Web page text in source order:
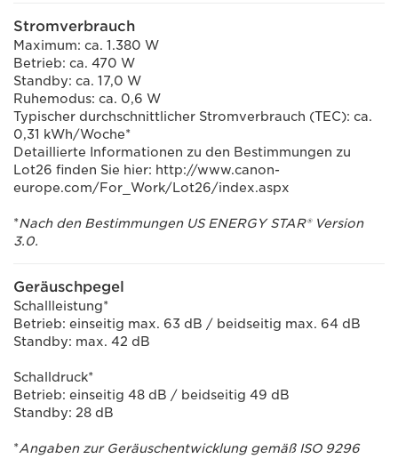
Stromverbrauch
Maximum: ca. 1.380 W
Betrieb: ca. 470 W
Standby: ca. 17,0 W
Ruhemodus: ca. 0,6 W
Typischer durchschnittlicher Stromverbrauch (TEC): ca.
0,31 kWh/Woche*
Detaillierte Informationen zu den Bestimmungen zu
Lot26 finden Sie hier: http://www.canon-
europe.com/For_Work/Lot26/index.aspx
*Nach den Bestimmungen US ENERGY STAR® Version
3.0.
Geräuschpegel
Schallleistung*
Betrieb: einseitig max. 63 dB / beidseitig max. 64 dB
Standby: max. 42 dB
Schalldruck*
Betrieb: einseitig 48 dB / beidseitig 49 dB
Standby: 28 dB
*Angaben zur Geräuschentwicklung gemäß ISO 9296